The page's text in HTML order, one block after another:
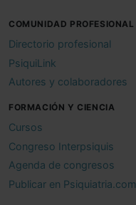
COMUNIDAD PROFESIONAL
Directorio profesional
PsiquiLink
Autores y colaboradores
FORMACIÓN Y CIENCIA
Cursos
Congreso Interpsiquis
Agenda de congresos
Publicar en Psiquiatria.com